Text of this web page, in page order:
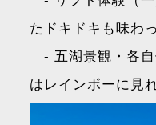
たドキドキも味わ
- 五湖景観・各自
はレインボーに見